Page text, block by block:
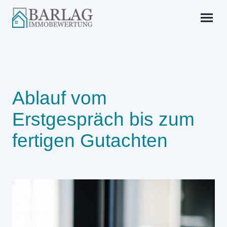
Ablauf vom
Erstgespräch bis zum
fertigen Gutachten